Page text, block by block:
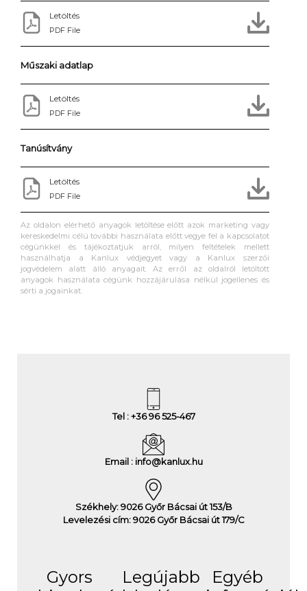
Letöltés
PDF File
Műszaki adatlap
Letöltés
PDF File
Tanúsítvány
Letöltés
PDF File
Az oldalon elérhető anyagok letöltése előtt azok marketing vagy
kereskedelmi célú további használata előtt vegye fel a kapcsolatot
cégünkkel és tájékoztatjuk arról, milyen feltételek mellett
használhatja a Kanlux védjegyet vagy a Kanlux szerzői
jogvédelem alatt álló anyagait. Az erről az oldalról letöltött
anyagok használata cégünk hozzájárulása nélkül jogellenes és
sérti a jogainkat.
Tel : +36 96 525-467
Email : info@kanlux.hu
Székhely: 9026 Győr Bácsai út 153/B
Levelezési cím: 9026 Győr Bácsai út 179/C
Gyors
Legújabb
Egyéb